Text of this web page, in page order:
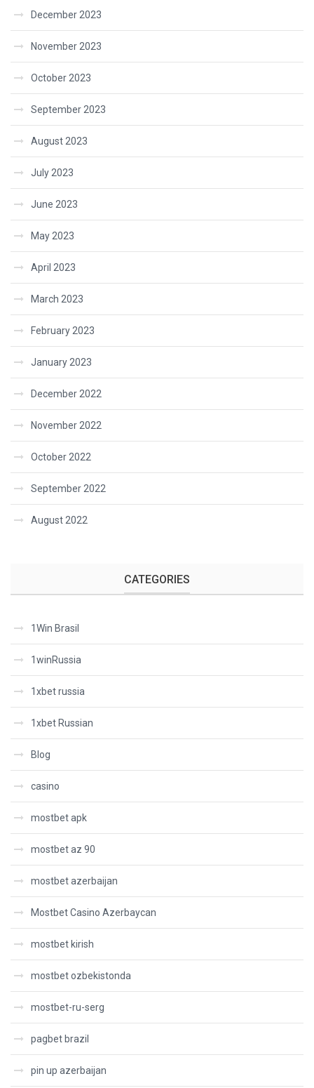
December 2023
November 2023
October 2023
September 2023
August 2023
July 2023
June 2023
May 2023
April 2023
March 2023
February 2023
January 2023
December 2022
November 2022
October 2022
September 2022
August 2022
CATEGORIES
1Win Brasil
1winRussia
1xbet russia
1xbet Russian
Blog
casino
mostbet apk
mostbet az 90
mostbet azerbaijan
Mostbet Casino Azerbaycan
mostbet kirish
mostbet ozbekistonda
mostbet-ru-serg
pagbet brazil
pin up azerbaijan